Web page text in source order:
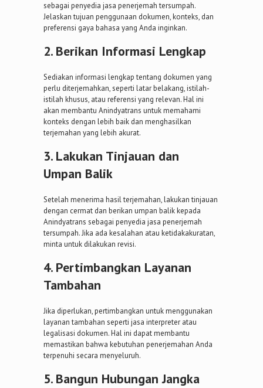
sebagai penyedia jasa penerjemah tersumpah.
Jelaskan tujuan penggunaan dokumen, konteks, dan
preferensi gaya bahasa yang Anda inginkan.
2. Berikan Informasi Lengkap
Sediakan informasi lengkap tentang dokumen yang
perlu diterjemahkan, seperti latar belakang, istilah-
istilah khusus, atau referensi yang relevan. Hal ini
akan membantu Anindyatrans untuk memahami
konteks dengan lebih baik dan menghasilkan
terjemahan yang lebih akurat.
3. Lakukan Tinjauan dan
Umpan Balik
Setelah menerima hasil terjemahan, lakukan tinjauan
dengan cermat dan berikan umpan balik kepada
Anindyatrans sebagai penyedia jasa penerjemah
tersumpah. Jika ada kesalahan atau ketidakakuratan,
minta untuk dilakukan revisi.
4. Pertimbangkan Layanan
Tambahan
Jika diperlukan, pertimbangkan untuk menggunakan
layanan tambahan seperti jasa interpreter atau
legalisasi dokumen. Hal ini dapat membantu
memastikan bahwa kebutuhan penerjemahan Anda
terpenuhi secara menyeluruh.
5. Bangun Hubungan Jangka